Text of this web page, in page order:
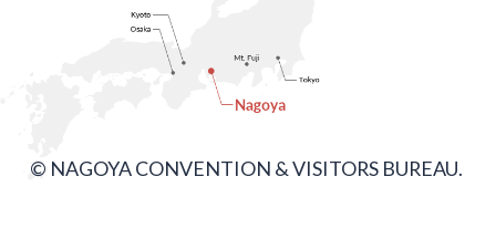
© NAGOYA CONVENTION & VISITORS BUREAU.